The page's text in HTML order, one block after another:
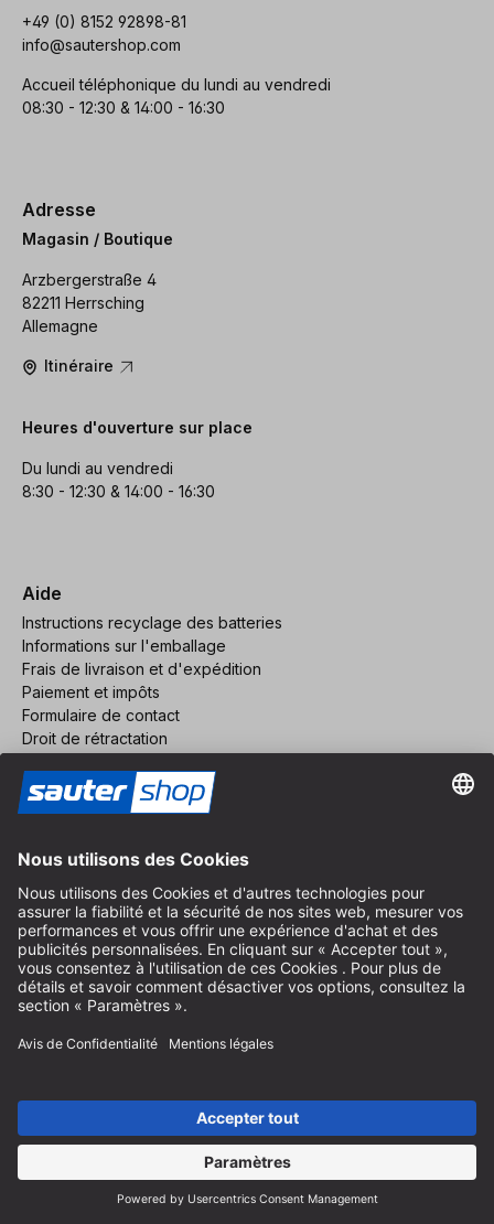
+49 (0) 8152 92898-81
info@sautershop.com
Accueil téléphonique du lundi au vendredi
08:30 - 12:30 & 14:00 - 16:30
Adresse
Magasin / Boutique
Arzbergerstraße 4
82211 Herrsching
Allemagne
Itinéraire
Heures d'ouverture sur place
Du lundi au vendredi
8:30 - 12:30 & 14:00 - 16:30
Aide
Instructions recyclage des batteries
Informations sur l'emballage
Frais de livraison et d'expédition
Paiement et impôts
Formulaire de contact
Droit de rétractation
Nous concernant
Révoquer un contrat
Espace revendeurs
Devenir revendeur
Mentions légales
Protection des Données